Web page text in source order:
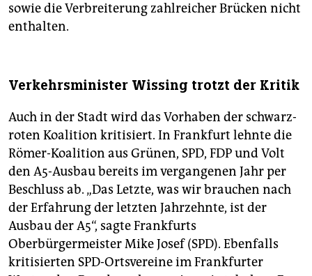
sowie die Verbreiterung zahlreicher Brücken nicht
enthalten.
Verkehrsminister Wissing trotzt der Kritik
Auch in der Stadt wird das Vorhaben der schwarz-
roten Koalition kritisiert. In Frankfurt lehnte die
Römer-Koalition aus Grünen, SPD, FDP und Volt
den A5-Ausbau bereits im vergangenen Jahr per
Beschluss ab. „Das Letzte, was wir brauchen nach
der Erfahrung der letzten Jahrzehnte, ist der
Ausbau der A5“, sagte Frankfurts
Oberbürgermeister Mike Josef (SPD). Ebenfalls
kritisierten SPD-Ortsvereine im Frankfurter